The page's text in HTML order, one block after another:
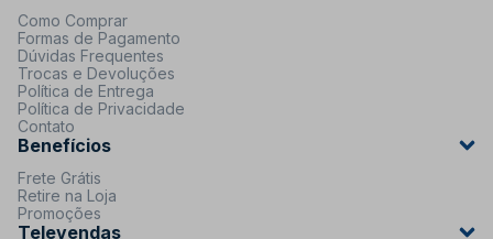
Como Comprar
Formas de Pagamento
Dúvidas Frequentes
Trocas e Devoluções
Política de Entrega
Política de Privacidade
Contato
Benefícios
Frete Grátis
Retire na Loja
Promoções
Televendas